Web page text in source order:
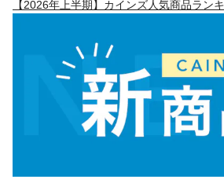
【2026年上半期】カインズ人気商品ラン